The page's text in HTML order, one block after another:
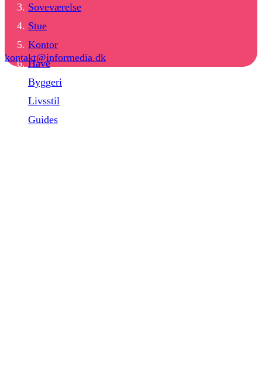
Soveværelse
Stue
Kontor
Have
Byggeri
Livsstil
Guides
kontakt@informedia.dk